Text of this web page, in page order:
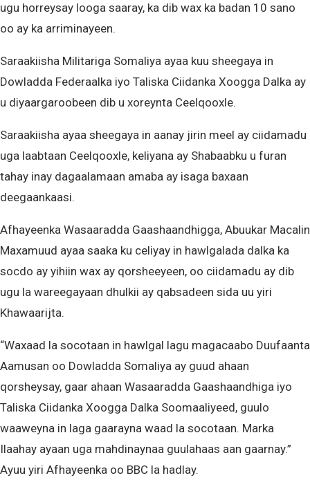
ugu horreysay looga saaray, ka dib wax ka badan 10 sano
oo ay ka arriminayeen.
Saraakiisha Militariga Somaliya ayaa kuu sheegaya in
Dowladda Federaalka iyo Taliska Ciidanka Xoogga Dalka ay
u diyaargaroobeen dib u xoreynta Ceelqooxle.
Saraakiisha ayaa sheegaya in aanay jirin meel ay ciidamadu
uga laabtaan Ceelqooxle, keliyana ay Shabaabku u furan
tahay inay dagaalamaan amaba ay isaga baxaan
deegaankaasi.
Afhayeenka Wasaaradda Gaashaandhigga, Abuukar Macalin
Maxamuud ayaa saaka ku celiyay in hawlgalada dalka ka
socdo ay yihiin wax ay qorsheeyeen, oo ciidamadu ay dib
ugu la wareegayaan dhulkii ay qabsadeen sida uu yiri
Khawaarijta.
“Waxaad la socotaan in hawlgal lagu magacaabo Duufaanta
Aamusan oo Dowladda Somaliya ay guud ahaan
qorsheysay, gaar ahaan Wasaaradda Gaashaandhiga iyo
Taliska Ciidanka Xoogga Dalka Soomaaliyeed, guulo
waaweyna in laga gaarayna waad la socotaan. Marka
Ilaahay ayaan uga mahdinaynaa guulahaas aan gaarnay.”
Ayuu yiri Afhayeenka oo BBC la hadlay.